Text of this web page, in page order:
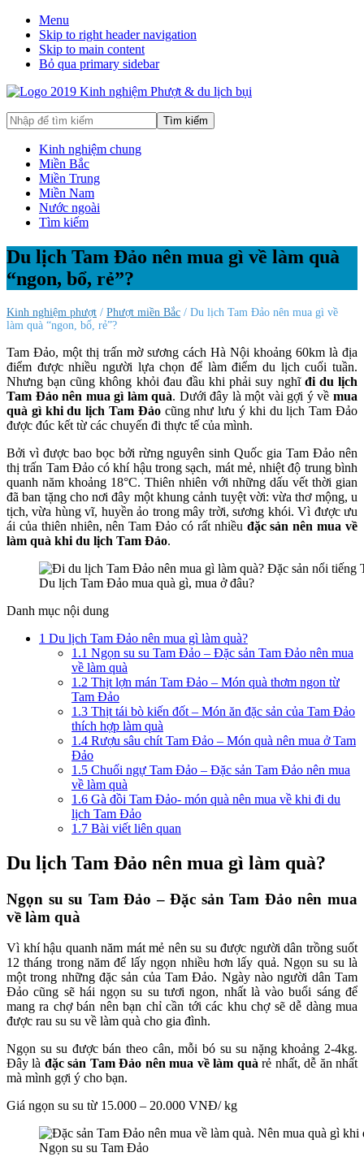
Menu
Skip to right header navigation
Skip to main content
Bỏ qua primary sidebar
Hướng
dẫn
phượt,
và
ngoài
nước
an
toàn,
vui
trải
nghiệm,
tiết
kiệm
Nhập
để
kiếm
Kinh nghiệm chung
Miền Bắc
Miền Trung
Miền Nam
Nước ngoài
Tìm kiếm
Du lịch Tam Đảo nên mua gì về làm quà
“ngon, bổ, rẻ”?
Kinh nghiệm phượt / Phượt miền Bắc / Du lịch Tam Đảo nên mua gì về
làm quà “ngon, bổ, rẻ”?
Tam Đảo, một thị trấn mờ sương cách Hà Nội khoảng 60km là địa
điểm được nhiều người lựa chọn để làm điểm du lịch cuối tuần.
Nhưng bạn cũng không khỏi đau đầu khi phải suy nghĩ đi du lịch
Tam Đảo nên mua gì làm quà. Dưới đây là một vài gợi ý vềmua
quà gì khi du lịch Tam Đảocũng như lưu ý khi du lịch Tam Đảo
được đúc kết từ các chuyến đi thực tế của mình.
Bởi vì được bao bọc bởi rừng nguyên sinh Quốc gia Tam Đảo nên
thị trấn Tam Đảo có khí hậu trong sạch, mát mẻ, nhiệt độ trung bình
quanh năm khoảng 18°C. Thiên nhiên với những dấu vết thời gian
đã ban tặng cho nơi đây một khung cảnh tuyệt vời: vừa thơ mộng, u
tịch, vừa hùng vĩ, huyền ảo trong mây trời, sương khói. Vì được ưu
ái của thiên nhiên, nên Tam Đảo có rất nhiều đặc sản nên mua về
làm quà khi du lịch Tam Đảo.
Du lịch Tam Đảo mua quà gì, mua ở đâu?
Danh mục nội dung
1 Du lịch Tam Đảo nên mua gì làm quà?
1.1 Ngọn su su Tam Đảo – Đặc sản Tam Đảo nên mua
về làm quà
1.2 Thịt lợn mán Tam Đảo – Món quà thơm ngon từ
Tam Đảo
1.3 Thịt tái bò kiến đốt – Món ăn đặc sản của Tam Đảo
thích hợp làm quà
1.4 Rượu sâu chít Tam Đảo – Món quà nên mua ở Tam
Đảo
1.5 Chuối ngự Tam Đảo – Đặc sản Tam Đảo nên mua
về làm quà
1.6 Gà đồi Tam Đảo- món quà nên mua về khi đi du
lịch Tam Đảo
1.7 Bài viết liên quan
Du lịch Tam Đảo nên mua gì làm quà?
Ngọn su su Tam Đảo – Đặc sản Tam Đảo nên mua
về làm quà
Vì khí hậu quanh năm mát mẻ nên su su được người dân trồng suốt
12 tháng trong năm để lấy ngọn nhiều hơn lấy quả. Ngọn su su là
một trong những đặc sản của Tam Đảo. Ngày nào người dân Tam
Đảo cũng sẽ hái ngọn su su tươi ngon, nhất là vào buổi sáng để
mang ra chợ bán nên bạn chỉ cần tới các khu chợ sẽ dễ dàng mua
được rau su su về làm quà cho gia đình.
Ngọn su su được bán theo cân, mỗi bó su su nặng khoảng 2-4kg.
Đây là đặc sản Tam Đảo nên mua về làm quàrẻ nhất, dễ ăn nhất
mà mình gợi ý cho bạn.
Giá ngọn su su từ 15.000 – 20.000 VNĐ/ kg
Ngọn su su Tam Đảo